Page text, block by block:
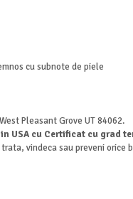
cu subnote de piele
Pleasant Grove UT 84062.
USA cu Certificat cu grad
vindeca sau preveni